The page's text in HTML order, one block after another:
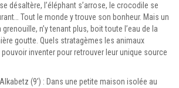
désaltère, l’éléphant s’arrose, le crocodile se
Tout le monde y trouve son bonheur. Mais un
n’y tenant plus, boit toute l’eau de la
goutte. Quels stratagèmes les animaux
inventer pour retrouver leur unique source
(9’) : Dans une petite maison isolée au